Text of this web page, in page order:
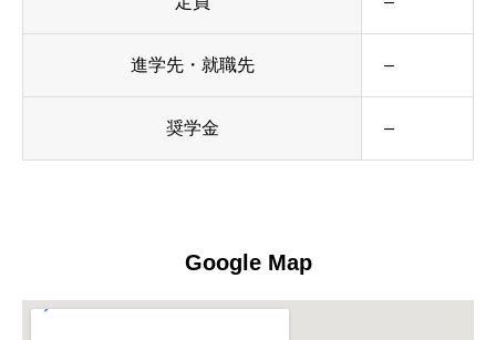
進学先・就職先 –
奨学金 –
Google Map